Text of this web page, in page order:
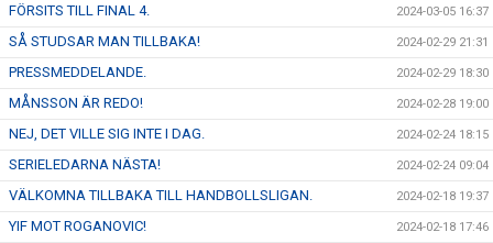
FÖRSITS TILL FINAL 4. 2024-03-05 16:37
SÅ STUDSAR MAN TILLBAKA! 2024-02-29 21:31
PRESSMEDDELANDE. 2024-02-29 18:30
MÅNSSON ÄR REDO! 2024-02-28 19:00
NEJ, DET VILLE SIG INTE I DAG. 2024-02-24 18:15
SERIELEDARNA NÄSTA! 2024-02-24 09:04
VÄLKOMNA TILLBAKA TILL HANDBOLLSLIGAN. 2024-02-18 19:37
YIF MOT ROGANOVIC! 2024-02-18 17:46